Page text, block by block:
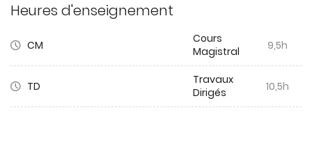
Heures d'enseignement
CM
Cours
Magistral
9,5h
TD
Travaux
Dirigés
10,5h